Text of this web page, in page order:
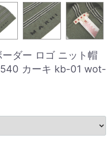
ダー ロゴ ニット帽
カーキ kb-01 wot-